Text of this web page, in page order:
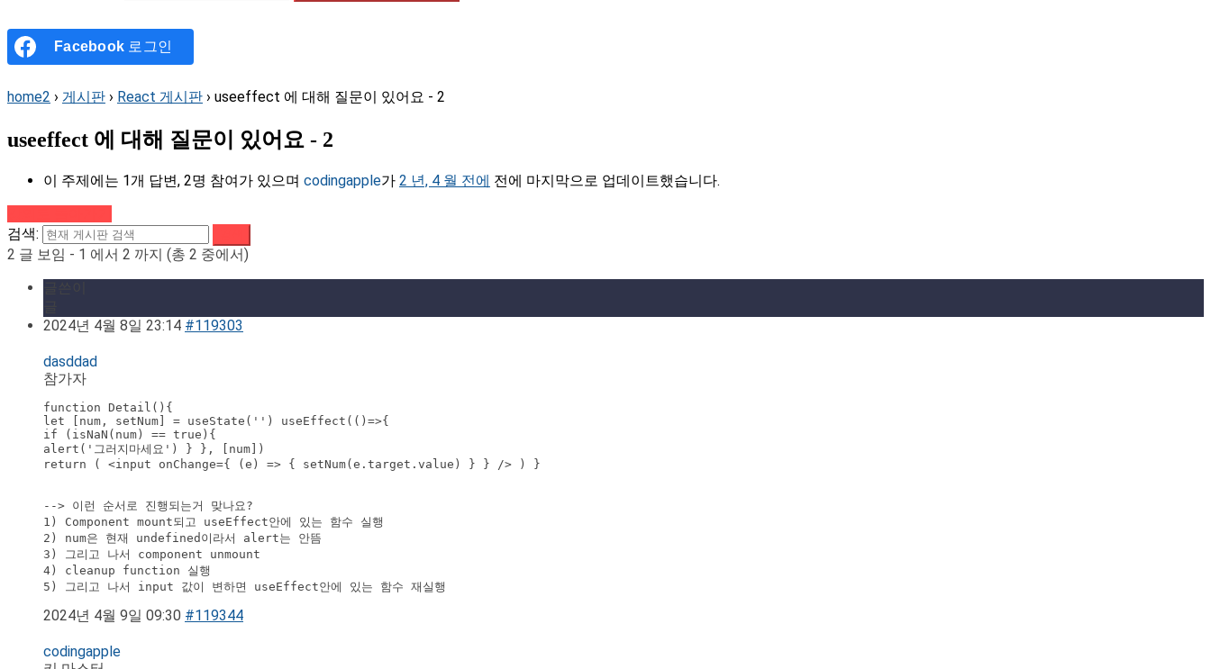
Facebook 로그인
home2 › 게시판 › React 게시판 › useeffect 에 대해 질문이 있어요 - 2
useeffect 에 대해 질문이 있어요 - 2
이 주제에는 1개 답변, 2명 참여가 있으며 codingapple가 2 년, 4 월 전에 전에 마지막으로 업데이트했습니다.
검색:
2 글 보임 - 1 에서 2 까지 (총 2 중에서)
2024년 4월 8일 23:14 #119303
dasddad
참가자
function Detail(){
let [num, setNum] = useState('') useEffect(()=>{
if (isNaN(num) == true){
alert('그러지마세요') } }, [num])
return ( <input onChange={ (e) => { setNum(e.target.value) } } /> ) }
--> 이런 순서로 진행되는거 맞나요?
1) Component mount되고 useEffect안에 있는 함수 실행
2) num은 현재 undefined이라서 alert는 안뜸
3) 그리고 나서 component unmount
4) cleanup function 실행
5) 그리고 나서 input 값이 변하면 useEffect안에 있는 함수 재실행
2024년 4월 9일 09:30 #119344
codingapple